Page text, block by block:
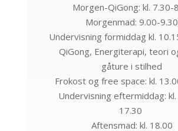
Morgen-QiGong: kl. 7.30-
Morgenmad: 9.00-9.30
Undervisning formiddag kl.
QiGong, Energiterapi, teori
gåture i stilhed
Frokost og free space: kl.
Undervisning eftermiddag:
17.30
Aftensmad: kl. 18.00